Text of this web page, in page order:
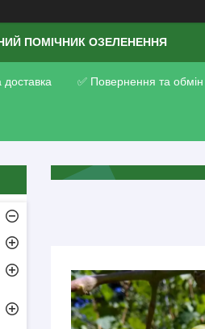
ПОМІЧНИК ОЗЕЛЕНЕННЯ
✅ Повернення та обмін